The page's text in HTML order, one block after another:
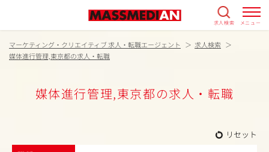
求人検索 メニュー
マーケティング・クリエイティブ 求人・転職エージェント
求人検索
媒体進行管理,東京都の求人・転職
媒体進行管理,東京都の求人・転職
リセット